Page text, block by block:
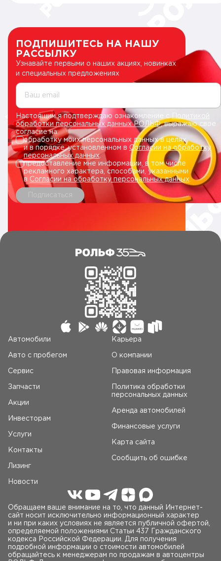
ПОДПИШИТЕСЬ НА НАШУ
РАССЫЛКУ
Узнавайте первыми о наших акциях, новинках
и специальных предложениях
Ваш email
Настоящим я подтверждаю ознакомление сПолитикой
обработки персональных данных РОЛЬФ, выражаю свое
согласие на:
обработку моих персональных данных в целях
и в порядке, установленном в Согласии на обработку
персональных данных.
предоставление мне информации, в том числе
рекламного характера, способами, указанными
в Согласии на обработку персональных данных
Подписаться
Автомобили
Авто c пробегом
Сервис
Запчасти
Акции
Инвесторам
Услуги
Контакты
Лизинг
Новости
Карьера
О компании
Правовая информация
Политика обработки
персональных данных
Аренда автомобилей
Финансовые услуги
Карта сайта
Сообщить об ошибке
Обращаем ваше внимание на то, что данный Интернет-
сайт носит исключительно информационный характер
и ни при каких условиях не является публичной офертой,
определяемой положениями Статьи 437 Гражданского
кодекса Российской Федерации. Для получения
подробной информации о стоимости автомобилей
обращайтесь к менеджерам по продажам в автоцентры